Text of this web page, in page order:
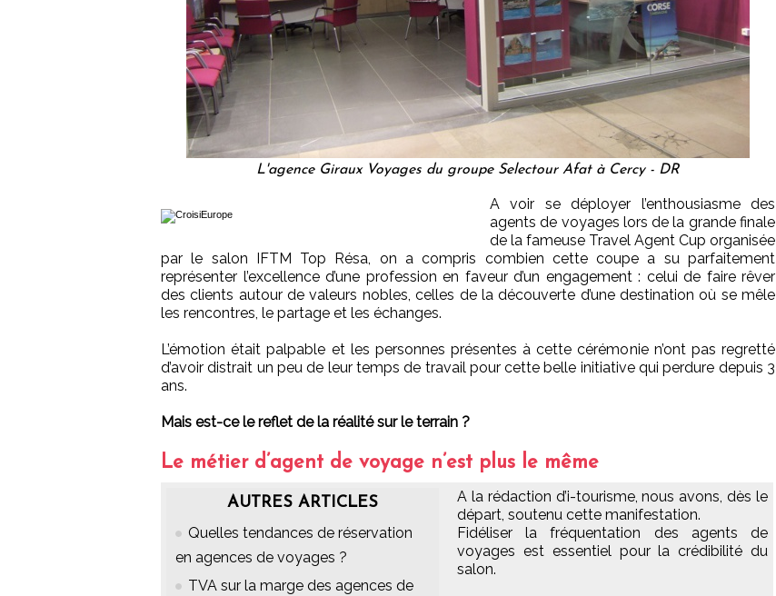
L'agence Giraux Voyages du groupe Selectour Afat à Cercy - DR
A voir se déployer l’enthousiasme des
agents de voyages lors de la grande finale
de la fameuse Travel Agent Cup organisée
par le salon IFTM Top Résa, on a compris combien cette coupe a su parfaitement
représenter l’excellence d’une profession en faveur d’un engagement : celui de faire rêver
des clients autour de valeurs nobles, celles de la découverte d’une destination où se mêle
les rencontres, le partage et les échanges.
L’émotion était palpable et les personnes présentes à cette cérémonie n’ont pas regretté
d’avoir distrait un peu de leur temps de travail pour cette belle initiative qui perdure depuis 3
ans.
Mais est-ce le reflet de la réalité sur le terrain ?
Le métier d’agent de voyage n’est plus le même
AUTRES ARTICLES
Quelles tendances de réservation
en agences de voyages ?
TVA sur la marge des agences de
A la rédaction d’i-tourisme, nous avons, dès le
départ, soutenu cette manifestation.
Fidéliser la fréquentation des agents de
voyages est essentiel pour la crédibilité du
salon.